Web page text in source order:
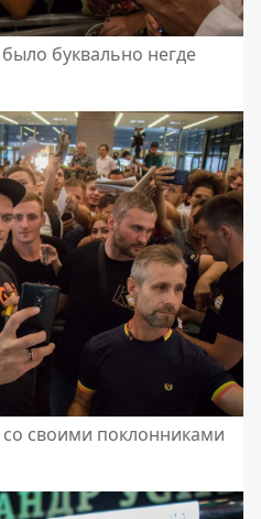
буквально негде
своими поклонниками